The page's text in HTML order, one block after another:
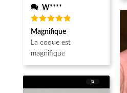
W****
Note5
sur 5
Magnifique
La coque est
magnifique